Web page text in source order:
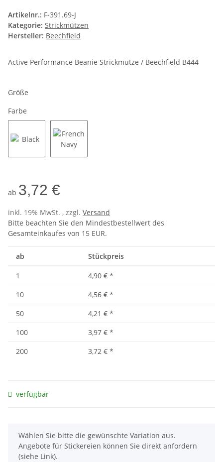
Artikelnr.: F-391.69-J
Kategorie: Strickmützen
Hersteller: Beechfield
Active Performance Beanie Strickmütze / Beechfield B444
Größe
Farbe
ab 3,72 €
inkl. 19% MwSt. , zzgl. Versand
Bitte beachten Sie den Mindestbestellwert des
Gesamteinkaufes von 15 EUR.
ab Stückpreis
1 4,90 € *
10
4,56 € *
50
4,21 € *
100
3,97 € *
200
3,72 € *
verfügbar
x
Wählen Sie bitte die gewünschte Variation aus.
Angebote für Stickereien können Sie direkt anfordern
(siehe Link).